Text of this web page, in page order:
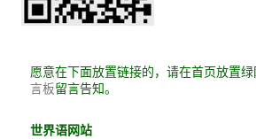
愿意在下面放置链接的，请在首页放置
言板留言告知。
世界语网站